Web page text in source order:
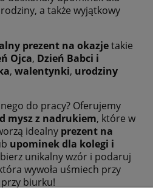
a także wyjątkowy
prezent na okazjetakie
Ojca, Dzień Babci i
, walentynki, urodziny
do pracy? Oferujemy
mysz z nadrukiem, które w
idealny prezent na
upominek dla kolegi i
unikalny wzór i podaruj
wywoła uśmiech przy
biurku!